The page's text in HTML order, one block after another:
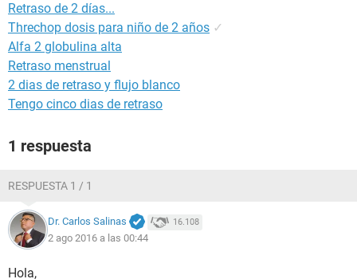
Retraso de 2 días...
Threchop dosis para niño de 2 años ✓
Alfa 2 globulina alta
Retraso menstrual
2 dias de retraso y flujo blanco
Tengo cinco dias de retraso
1 respuesta
RESPUESTA 1 / 1
Dr. Carlos Salinas 16.108
2 ago 2016 a las 00:44
Hola,